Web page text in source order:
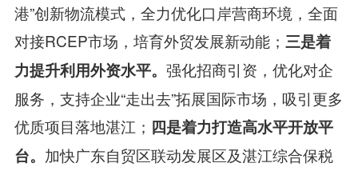
港”创新物流模式，全力优化口岸营商环境，全面
对接RCEP市场，培育外贸发展新动能； 三是着
力提升利用外资水平。 强化招商引资，优化对企
服务，支持企业“走出去”拓展国际市场，吸引更多
优质项目落地湛江； 四是着力打造高水平开放平
台。 加快广东自贸区联动发展区及湛江综合保税